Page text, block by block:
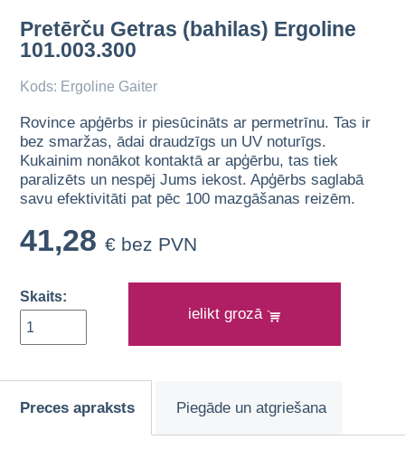
Pretērču Getras (bahilas) Ergoline
101.003.300
Kods: Ergoline Gaiter
Rovince apģērbs ir piesūcināts ar permetrīnu. Tas ir
bez smaržas, ādai draudzīgs un UV noturīgs.
Kukainim nonākot kontaktā ar apģērbu, tas tiek
paralizēts un nespēj Jums iekost. Apģērbs saglabā
savu efektivitāti pat pēc 100 mazgāšanas reizēm.
41,28 € bez PVN
Skaits:
ielikt grozā
Preces apraksts Piegāde un atgriešana